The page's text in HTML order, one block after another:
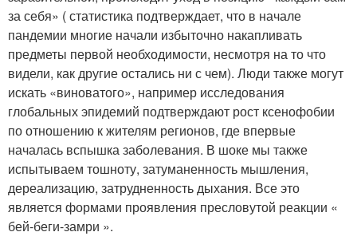
за себя» ( статистика подтверждает, что в начале
пандемии многие начали избыточно накапливать
предметы первой необходимости, несмотря на то что
видели, как другие остались ни с чем). Люди также могут
искать «виноватого», например исследования
глобальных эпидемий подтверждают рост ксенофобии
по отношению к жителям регионов, где впервые
началась вспышка заболевания. В шоке мы также
испытываем тошноту, затуманенность мышления,
дереализацию, затрудненность дыхания. Все это
является формами проявления пресловутой реакции «
бей-беги-замри ».